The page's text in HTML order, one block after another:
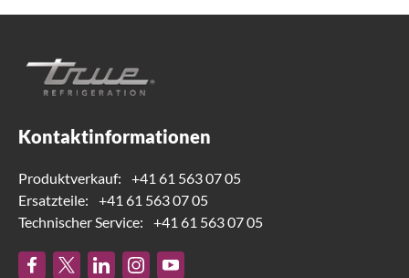
Kontaktinformationen
Produktverkauf:
+41 61 563 07 05
Ersatzteile:
+41 61 563 07 05
Technischer Service:
+41 61 563 07 05